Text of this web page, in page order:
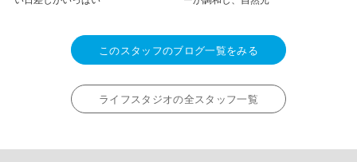
このスタッフのブログ一覧をみる
ライフスタジオの全スタッフ一覧